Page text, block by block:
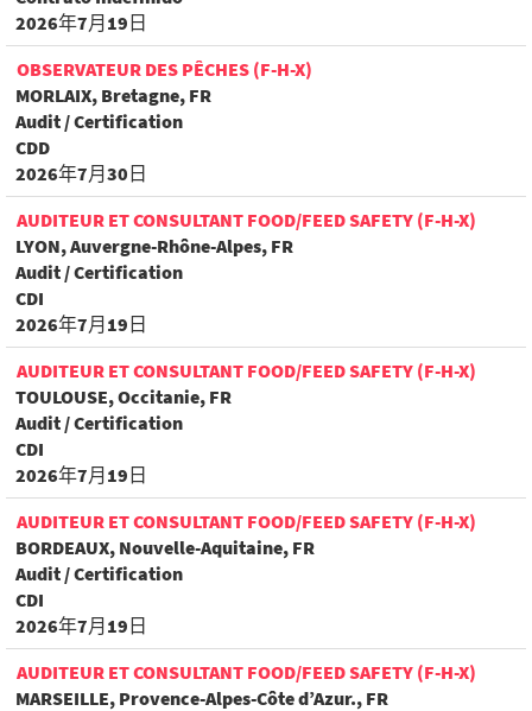
2026年7月19日
OBSERVATEUR DES PÊCHES (F-H-X)
MORLAIX, Bretagne, FR
Audit / Certification
CDD
2026年7月30日
AUDITEUR ET CONSULTANT FOOD/FEED SAFETY (F-H-X)
LYON, Auvergne-Rhône-Alpes, FR
Audit / Certification
CDI
2026年7月19日
AUDITEUR ET CONSULTANT FOOD/FEED SAFETY (F-H-X)
TOULOUSE, Occitanie, FR
Audit / Certification
CDI
2026年7月19日
AUDITEUR ET CONSULTANT FOOD/FEED SAFETY (F-H-X)
BORDEAUX, Nouvelle-Aquitaine, FR
Audit / Certification
CDI
2026年7月19日
AUDITEUR ET CONSULTANT FOOD/FEED SAFETY (F-H-X)
MARSEILLE, Provence-Alpes-Côte d’Azur., FR